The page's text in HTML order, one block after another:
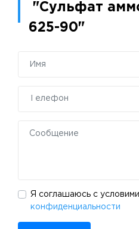
"Сульфат
625-90"
Я соглашаюсь с условими
конфиденциальности